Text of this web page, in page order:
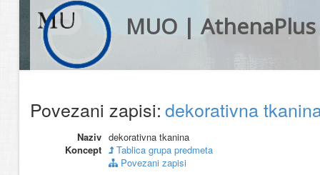
MUO | AthenaPlus
Povezani zapisi:dekorativna
Naziv dekorativna tkanina
Koncept
Tablica grupa predmeta
Povezani zapisi